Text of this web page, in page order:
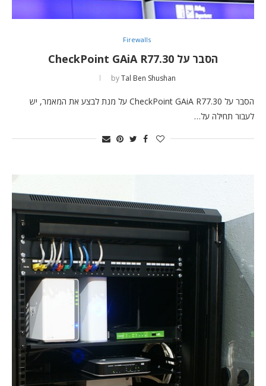
Firewalls
הסבר על CheckPoint GAiA R77.30
byTal Ben Shushan
הסבר על CheckPoint GAiA R77.30 על מנת לבצע את המאמר, יש
לעבור תחילה על…